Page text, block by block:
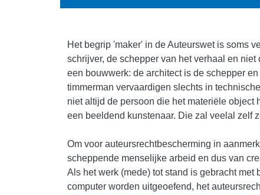
Het begrip 'maker' in de Auteurswet is soms
schrijver, de schepper van het verhaal en
een bouwwerk: de architect is de schepper
timmerman vervaardigen slechts in
niet altijd de persoon die het materiële object
een beeldend kunstenaar. Die zal veelal zelf
Om voor auteursrechtbescherming in
scheppende menselijke arbeid en dus van
Als het werk (mede) tot stand is gebracht
computer worden uitgeoefend, het